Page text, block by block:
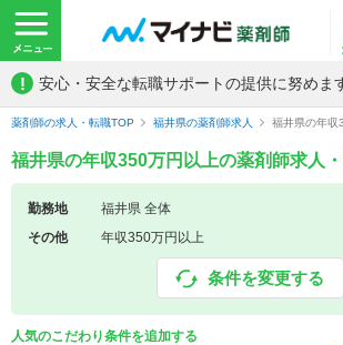
! 安心・安全な転職サポートの提供に努めま
薬剤師の求人・転職TOP 福井県の薬剤師求人 福井県の年収
福井県の年収350万円以上の薬剤師求人
勤務地
福井県 全体
その他
年収350万円以上
条件を変更する
人気のこだわり条件を追加する